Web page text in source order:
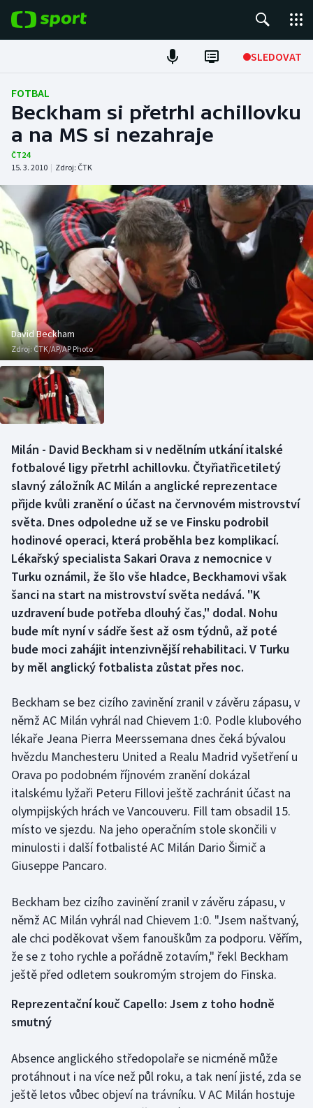
SLEDOVAT
Fotbal
Hokej
Tenis
Atletika
Cyklistika
DALŠÍ SPORTY
Americký fotbal
Baseball a softbal
Basketbal
Biatlon
Boby a skeleton
Box
Curling
Dostihy
Florbal
Futsal
Golf
Gymnastika
Jezdectví
Judo
Krasobruslení
Lezení
Lyže a snowboard
Motorsport
Olympijské hry
Plavání
Plážový volejbal
Ragby
NEPŘEHLÉDNĚTE
Soutěže
Historické návraty
Aplikace ČT sport
AZ kvíz
FOTBAL
Beckham si přetrhl achillovku
a na MS si nezahraje
ČT24
15. 3. 2010 | Zdroj: ČTK
David Beckham
Zdroj:ČTK/AP/AP Photo
Milán - David Beckham si v nedělním utkání italské
fotbalové ligy přetrhl achillovku. Čtyřiatřicetiletý
slavný záložník AC Milán a anglické reprezentace
přijde kvůli zranění o účast na červnovém mistrovství
světa. Dnes odpoledne už se ve Finsku podrobil
hodinové operaci, která proběhla bez komplikací.
Lékařský specialista Sakari Orava z nemocnice v
Turku oznámil, že šlo vše hladce, Beckhamovi však
šanci na start na mistrovství světa nedává. "K
uzdravení bude potřeba dlouhý čas," dodal. Nohu
bude mít nyní v sádře šest až osm týdnů, až poté
bude moci zahájit intenzivnější rehabilitaci. V Turku
by měl anglický fotbalista zůstat přes noc.
Beckham se bez cizího zavinění zranil v závěru zápasu, v
němž AC Milán vyhrál nad Chievem 1:0. Podle klubového
lékaře Jeana Pierra Meerssemana dnes čeká bývalou
hvězdu Manchesteru United a Realu Madrid vyšetření u
Orava po podobném říjnovém zranění dokázal
italskému lyžaři Peteru Fillovi ještě zachránit účast na
olympijských hrách ve Vancouveru. Fill tam obsadil 15.
místo ve sjezdu. Na jeho operačním stole skončili v
minulosti i další fotbalisté AC Milán Dario Šimič a
Giuseppe Pancaro.
Beckham bez cizího zavinění zranil v závěru zápasu, v
němž AC Milán vyhrál nad Chievem 1:0. "Jsem naštvaný,
ale chci poděkovat všem fanouškům za podporu. Věřím,
že se z toho rychle a pořádně zotavím," řekl Beckham
ještě před odletem soukromým strojem do Finska.
Reprezentační kouč Capello: Jsem z toho hodně
smutný
Absence anglického středopolaře se nicméně může
protáhnout i na více než půl roku, a tak není jisté, zda se
ještě letos vůbec objeví na trávníku. V AC Milán hostuje